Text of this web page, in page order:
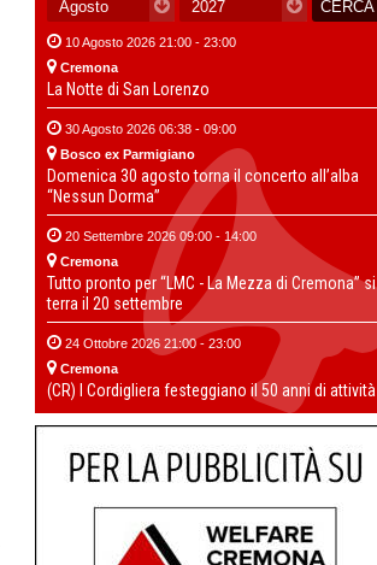
10 Agosto 2026 21:00 - 23:00
Cremona
La Notte di San Lorenzo
30 Agosto 2026 06:38 - 09:00
Bosco ex Parmigiano
Domenica 30 agosto torna il concerto all’alba
“Nessun Dorma”
20 Settembre 2026 09:00 - 14:00
Cremona
Tutto pronto per “LMC - La Mezza di Cremona” si
terra il 20 settembre
24 Ottobre 2026 21:00 - 23:00
Cremona
(CR) I Cordigliera festeggiano il 50 anni di attività